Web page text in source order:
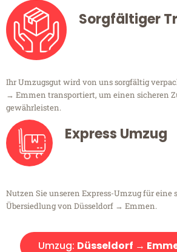
Sorgfältiger
Ihr Umzugsgut wird von uns sorgfältig
→ Emmen transportiert, um einen sicheren
gewährleisten.
Express Umzug
Nutzen Sie unseren Express-Umzug für
Übersiedlung von Düsseldorf → Emmen.
Umzug: Düsseldorf →